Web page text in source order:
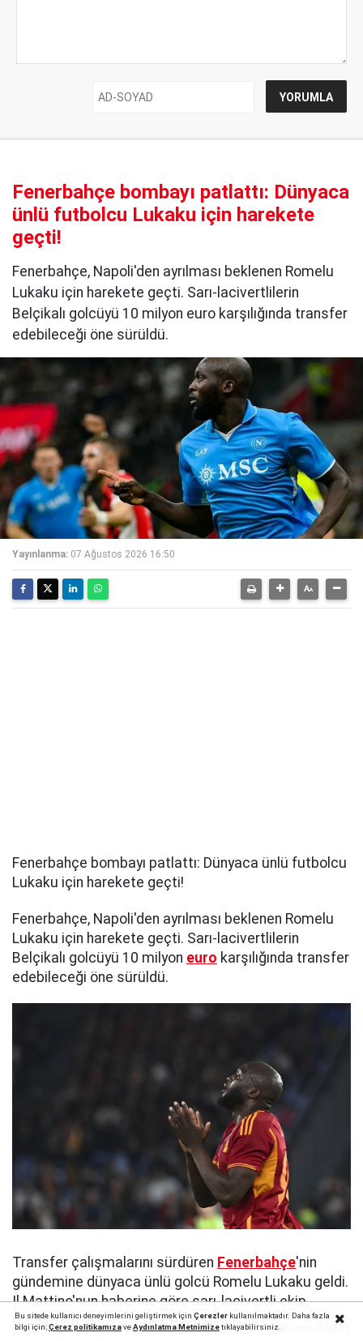
Fenerbahçe bombayı patlattı: Dünyaca
ünlü futbolcu Lukaku için harekete
geçti!
Fenerbahçe, Napoli'den ayrılması beklenen Romelu
Lukaku için harekete geçti. Sarı-lacivertlilerin
Belçikalı golcüyü 10 milyon euro karşılığında transfer
edebileceği öne sürüldü.
Yayınlanma: 07 Ağustos 2026 16:50
Fenerbahçe bombayı patlattı: Dünyaca ünlü futbolcu
Lukaku için harekete geçti!
Fenerbahçe, Napoli'den ayrılması beklenen Romelu
Lukaku için harekete geçti. Sarı-lacivertlilerin
Belçikalı golcüyü 10 milyon euro karşılığında transfer
edebileceği öne sürüldü.
Transfer çalışmalarını sürdüren Fenerbahçe'nin
gündemine dünyaca ünlü golcü Romelu Lukaku geldi.
Il Mattino'nun haberine göre sarı-lacivertli ekip,
Napoli'den ayrılması beklenen Belçikalı santrfor için
Bu sitede kullanıcı deneyimlerini geliştirmek için Çerezlerkullanılmaktadır. Daha fazla
bilgi için;Çerez politikamızaveAydınlatma Metnimizetıklayabilirsiniz.Reklamı Kapat